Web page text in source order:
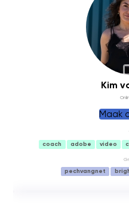
Kim
Maak
coach adobe video
pechvangnet